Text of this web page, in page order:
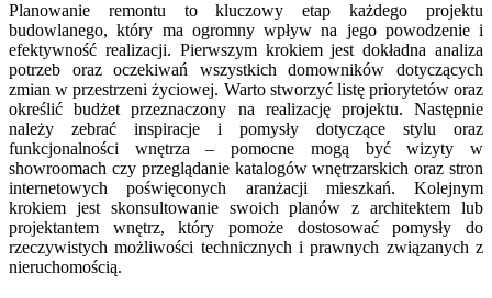
Planowanie remontu to kluczowy etap każdego projektu
budowlanego, który ma ogromny wpływ na jego powodzenie i
efektywność realizacji. Pierwszym krokiem jest dokładna analiza
potrzeb oraz oczekiwań wszystkich domowników dotyczących
zmian w przestrzeni życiowej. Warto stworzyć listę priorytetów oraz
określić budżet przeznaczony na realizację projektu. Następnie
należy zebrać inspiracje i pomysły dotyczące stylu oraz
funkcjonalności wnętrza – pomocne mogą być wizyty w
showroomach czy przeglądanie katalogów wnętrzarskich oraz stron
internetowych poświęconych aranżacji mieszkań. Kolejnym
krokiem jest skonsultowanie swoich planów z architektem lub
projektantem wnętrz, który pomoże dostosować pomysły do
rzeczywistych możliwości technicznych i prawnych związanych z
nieruchomością.